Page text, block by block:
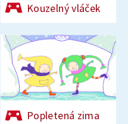
Kouzelný vláček
Popletená zima